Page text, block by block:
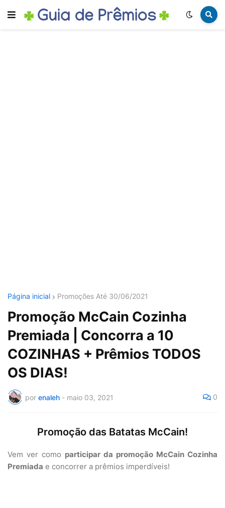
Página inicial Promoções Até 30/06/2021
Promoção McCain Cozinha
Premiada | Concorra a 10
COZINHAS + Prêmios TODOS
OS DIAS!
por enaleh - maio 03, 2021 0
Promoção das Batatas McCain!
Vem ver como participar da promoção McCain Cozinha
Premiada e concorrer a prêmios imperdíveis!